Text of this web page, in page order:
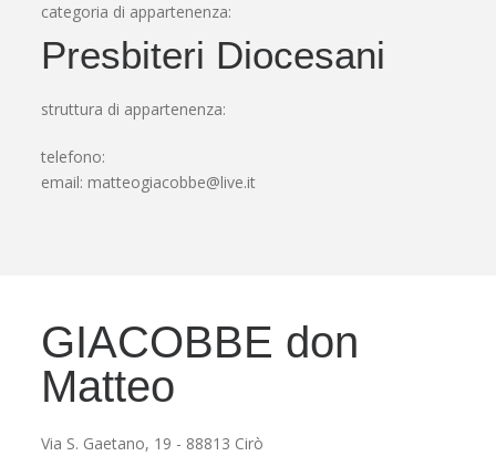
categoria di appartenenza:
Presbiteri Diocesani
struttura di appartenenza:
telefono:
email: matteogiacobbe@live.it
GIACOBBE don
Matteo
Via S. Gaetano, 19 - 88813 Cirò